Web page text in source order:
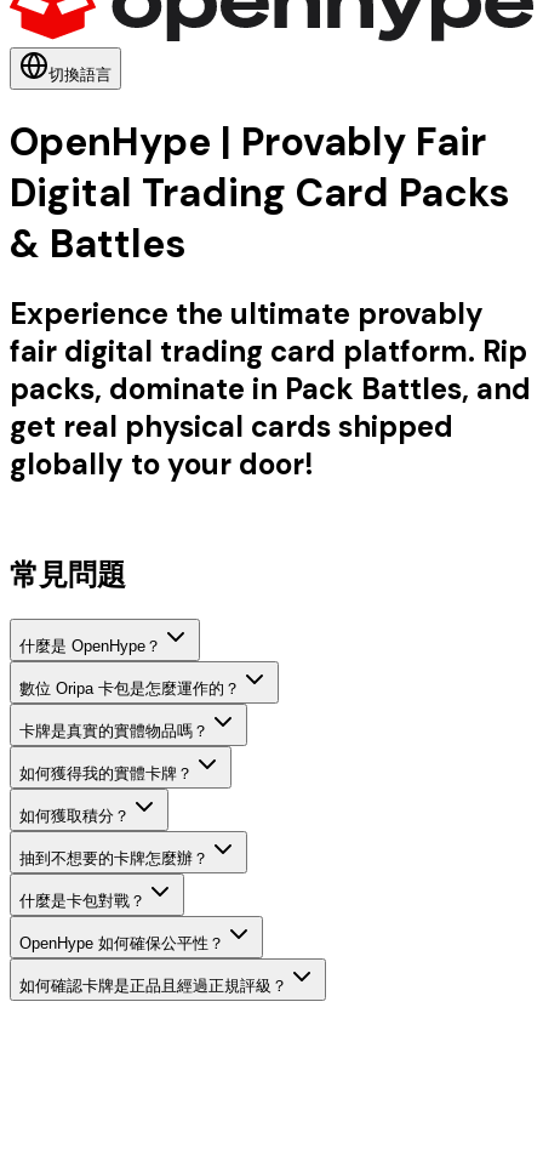
切換語言
OpenHype | Provably Fair
Digital Trading Card Packs
& Battles
Experience the ultimate provably
fair digital trading card platform. Rip
packs, dominate in Pack Battles, and
get real physical cards shipped
globally to your door!
常見問題
什麼是 OpenHype？
數位 Oripa 卡包是怎麼運作的？
卡牌是真實的實體物品嗎？
如何獲得我的實體卡牌？
如何獲取積分？
抽到不想要的卡牌怎麼辦？
什麼是卡包對戰？
OpenHype 如何確保公平性？
如何確認卡牌是正品且經過正規評級？